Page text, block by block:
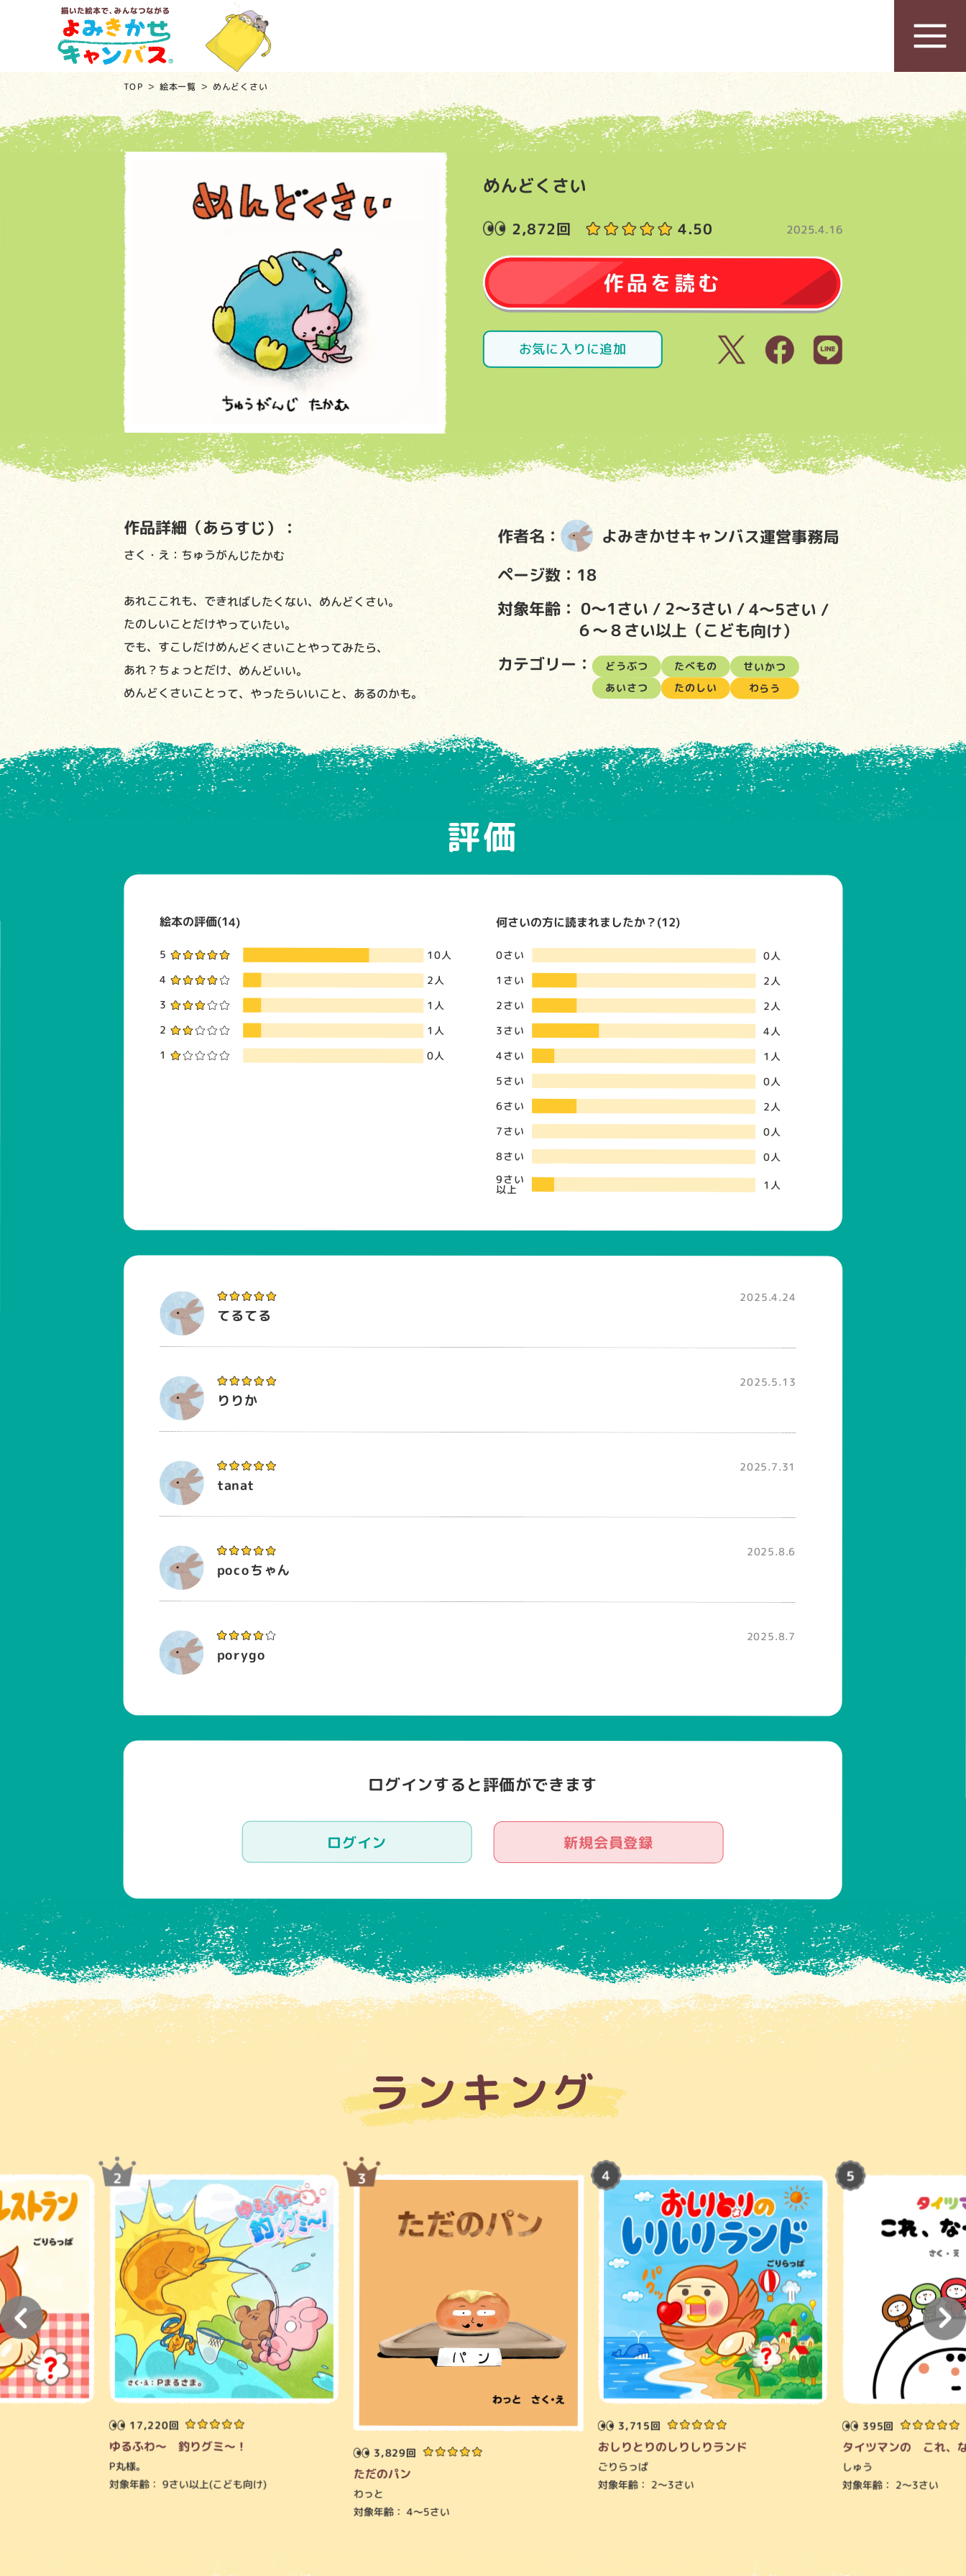
TOP 絵本一覧 めんどくさい
めんどくさい
2,872回 4.50 2025.4.16
お気に入りに追加
作品詳細（あらすじ）：
さく・え：ちゅうがんじたかむ
あれここれも、できればしたくない、めんどくさい。
たのしいことだけやっていたい。
でも、すこしだけめんどくさいことやってみたら、
あれ？ちょっとだけ、めんどいい。
めんどくさいことって、やったらいいこと、あるのかも。
作者名： よみきかせキャンバス運営事務局
ページ数：18
対象年齢： 0～1さい 2～3さい 4～5さい
６～８さい以上（こども向け）
カテゴリー： どうぶつ たべもの
せいかつ
あいさつ
たのしい わらう
評価
絵本の評価(14)
5 10人
4 2人
3 1人
2 1人
1 0人
何さいの方に読まれましたか？(12)
0さい 0人
1さい 2人
2さい 2人
3さい 4人
4さい 1人
5さい 0人
6さい 2人
7さい 0人
8さい 0人
9さい
以上 1人
2025.4.24
てるてる
2025.5.13
りりか
2025.7.31
tanat
2025.8.6
pocoちゃん
2025.8.7
porygo
2025.8.10
さゆち
あや
hayato
2025.8.21
かまんべーる
2025.8.31
07ch
2025.11.27
minamisouth
2026.6.30
あさぬまやよい
ログインすると評価ができます
ログイン 新規会員登録
ランキング
17,220回
ゆるふわ～ 釣りグミ～！
P丸様。
対象年齢： 9さい以上(こども向け)
3,829回
ただのパン
わっと
対象年齢：4～5さい
3,715回
おしりとりのしりしりランド
ごりらっぱ
対象年齢： 2～3さい
395回
タイツマンの これ、
しゅう
対象年齢： 2～3さい